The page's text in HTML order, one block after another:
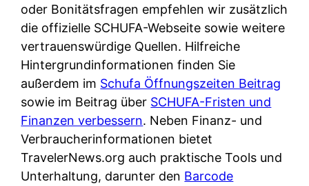
oder Bonitätsfragen empfehlen wir zusätzlich
die offizielle SCHUFA-Webseite sowie weitere
vertrauenswürdige Quellen. Hilfreiche
Hintergrundinformationen finden Sie
außerdem im Schufa Öffnungszeiten Beitrag
sowie im Beitrag über SCHUFA-Fristen und
Finanzen verbessern. Neben Finanz- und
Verbraucherinformationen bietet
TravelerNews.org auch praktische Tools und
Unterhaltung, darunter den Barcode